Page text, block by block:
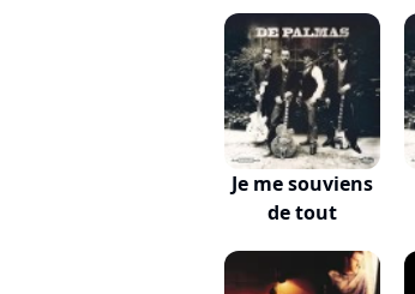
Je me souviens
de tout